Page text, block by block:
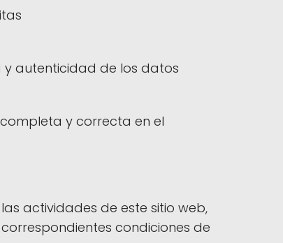
y autenticidad de los datos
y correcta en el
actividades de este sitio web,
condiciones de